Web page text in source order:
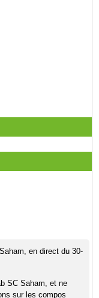
en direct du 30-
SC Saham, et ne
sur les compos